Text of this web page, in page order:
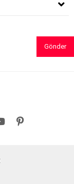
Gönder